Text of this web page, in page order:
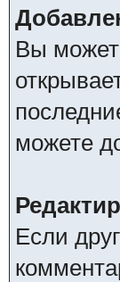
Вы
можете
Если